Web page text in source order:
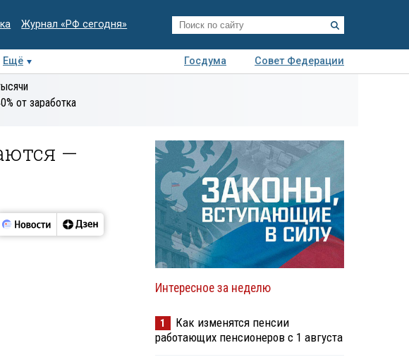
Журнал «РФ сегодня»
Ещё Госдума
Совет Федерации
экспертиза
от заработка
—
Интересное за неделю
1
Как изменятся пенсии
работающих пенсионеров с 1 августа